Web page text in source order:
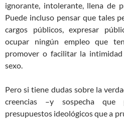
ignorante, intolerante, llena de
Puede incluso pensar que tales
cargos públicos, expresar
ocupar ningún empleo que
promover o facilitar la
sexo.
Pero si tiene dudas sobre la
creencias –y sospecha
presupuestos ideológicos que a